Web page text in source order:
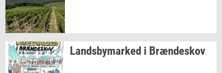
Lands­by­mar­ked i Bræn­de­skov